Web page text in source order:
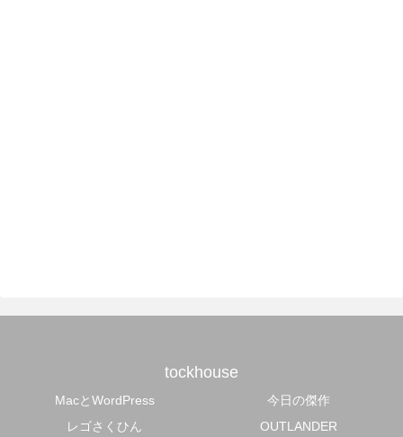
tockhouse
MacとWordPress
今日の傑作
レゴさくひん
OUTLANDER